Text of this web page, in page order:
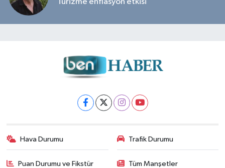
Turizme enflasyon etkisi
Hava Durumu Trafik Durumu
Puan Durumu ve Fikstür Tüm Manşetler